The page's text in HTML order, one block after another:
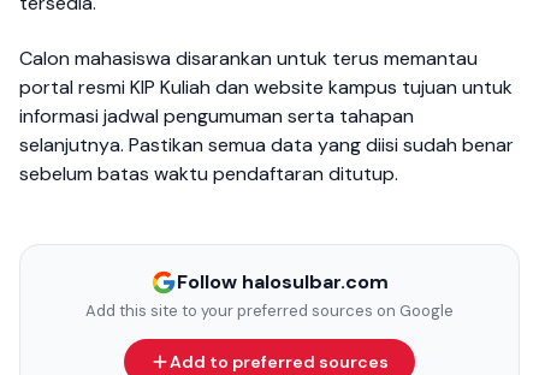
Calon mahasiswa disarankan untuk terus memantau
portal resmi KIP Kuliah dan website kampus tujuan untuk
informasi jadwal pengumuman serta tahapan
selanjutnya. Pastikan semua data yang diisi sudah benar
sebelum batas waktu pendaftaran ditutup.
Follow halosulbar.com
Add this site to your preferred sources on Google
Add to preferred sources